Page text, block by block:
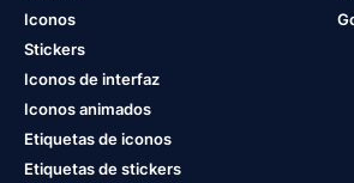
Iconos
Stickers
Iconos de interfaz
Iconos animados
Etiquetas de iconos
Etiquetas de stickers